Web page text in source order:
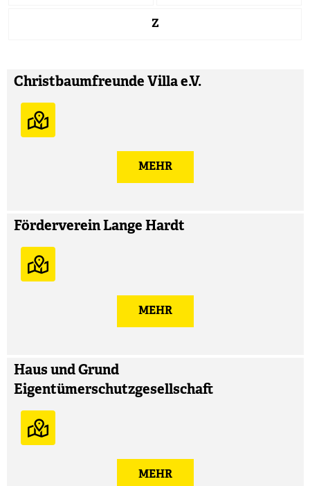
Z
Christbaumfreunde Villa e.V.
MEHR
Förderverein Lange Hardt
MEHR
Haus und Grund
Eigentümerschutzgesellschaft
MEHR